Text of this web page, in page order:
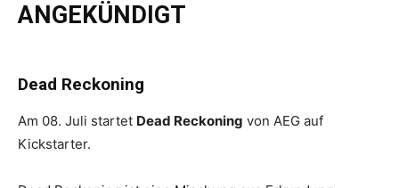
ANGEKÜNDIGT
Dead Reckoning
Am 08. Juli startet Dead Reckoning von AEG auf
Kickstarter.